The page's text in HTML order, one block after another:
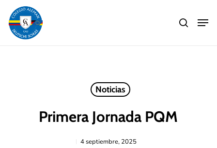
main
content
search
Noticias
Primera Jornada PQM
4 septiembre, 2025